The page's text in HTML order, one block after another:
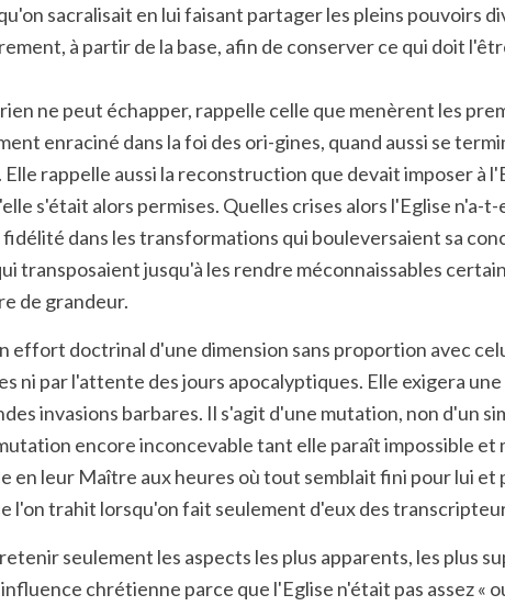
sacralisait en lui faisant partager les pleins pouvoirs
à partir de la base, afin de conserver ce qui doit
ne peut échapper, rappelle celle que menèrent les
enraciné dans la foi des ori-gines, quand aussi se
rappelle aussi la reconstruction que devait imposer à
s'était alors permises. Quelles crises alors l'Eglise
dans les transformations qui bouleversaient sa
transposaient jusqu'à les rendre méconnaissables
de grandeur.
effort doctrinal d'une dimension sans proportion avec
ni par l'attente des jours apocalyptiques. Elle exigera
invasions barbares. Il s'agit d'une mutation, non d'un
encore inconcevable tant elle paraît impossible
en leur Maître aux heures où tout semblait fini pour lui
l'on trahit lorsqu'on fait seulement d'eux des
seulement les aspects les plus apparents, les plus
chrétienne parce que l'Eglise n'était pas assez